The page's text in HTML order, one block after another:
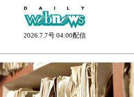
2026.7.7号 04:00配信